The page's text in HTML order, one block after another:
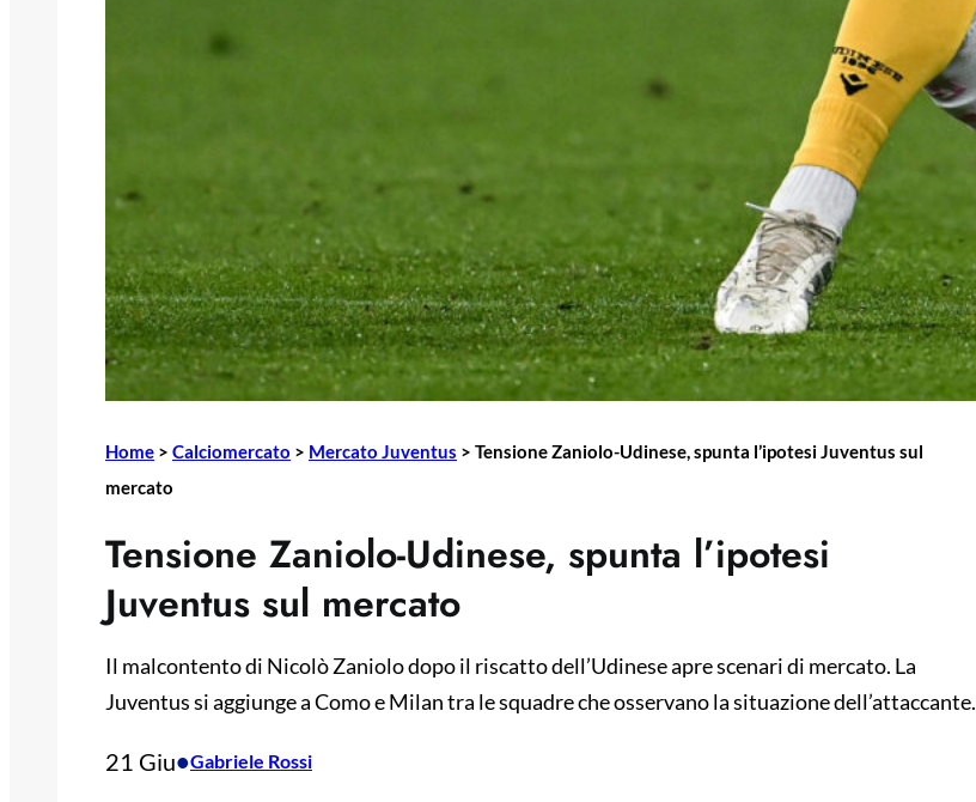
Home > Calciomercato > Mercato Juventus > Tensione Zaniolo-Udinese, spunta l’ipotesi Juventus sul
mercato
Tensione Zaniolo-Udinese, spunta l’ipotesi
Juventus sul mercato
Il malcontento di Nicolò Zaniolo dopo il riscatto dell’Udinese apre scenari di mercato. La
Juventus si aggiunge a Como e Milan tra le squadre che osservano la situazione dell’attaccante.
21 Giu•Gabriele Rossi